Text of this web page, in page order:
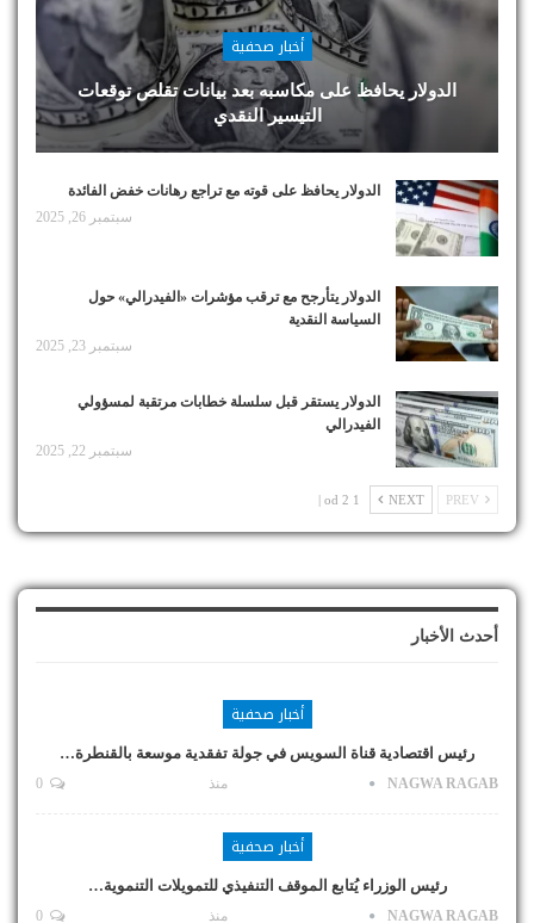
أخبار صحفية
الدولار يحافظ على مكاسبه بعد بيانات تقلص توقعات
التيسير النقدي
الدولار يحافظ على قوته مع تراجع رهانات خفض الفائدة
سبتمبر 26, 2025
الدولار يتأرجح مع ترقب مؤشرات «الفيدرالي» حول
السياسة النقدية
سبتمبر 23, 2025
الدولار يستقر قبل سلسلة خطابات مرتقبة لمسؤولي
الفيدرالي
سبتمبر 22, 2025
NEXT
1 od 2 |
أحدث الأخبار
أخبار صحفية
رئيس اقتصادية قناة السويس في جولة تفقدية موسعة بالقنطرة…
NAGWA RAGAB منذ
أخبار صحفية
رئيس الوزراء يُتابع الموقف التنفيذي للتمويلات التنموية…
NAGWA RAGAB منذ